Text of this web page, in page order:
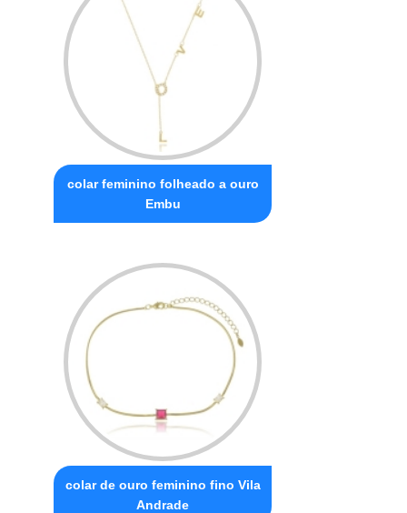
colar feminino folheado a ouro
Embu
colar de ouro feminino fino Vila
Andrade